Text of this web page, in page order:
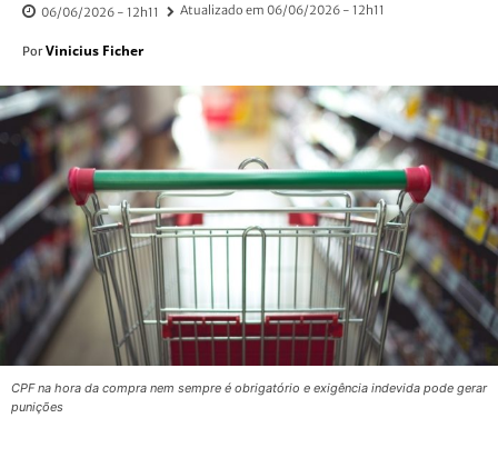
06/06/2026 - 12h11 Atualizado em 06/06/2026 - 12h11
Por Vinicius Ficher
CPF na hora da compra nem sempre é obrigatório e exigência indevida pode gerar
punições